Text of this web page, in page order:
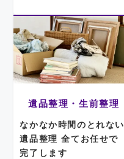
遺品整理・生前整理
なかなか時間のとれない
遺品整理 全てお任せで
完了します